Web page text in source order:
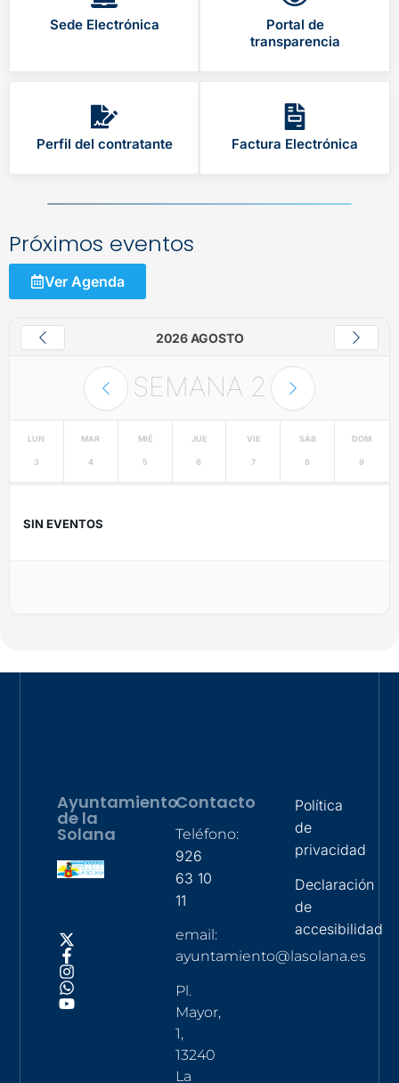
Sede Electrónica
Portal de
transparencia
Perfil del contratante Factura Electrónica
Próximos eventos
Ver Agenda
2026 AGOSTO
SEMANA 2
LUN
3
MAR
4
MIÉ
5
JUE
6
VIE
7
SÁB
8
DOM
9
SIN EVENTOS
Ayuntamiento
de la
Solana
Contacto
Teléfono:
926
63 10
11
email:
ayuntamiento@lasolana.es
Pl.
Mayor,
1,
13240
La
Política
de
privacidad
Declaración
de
accesibilidad